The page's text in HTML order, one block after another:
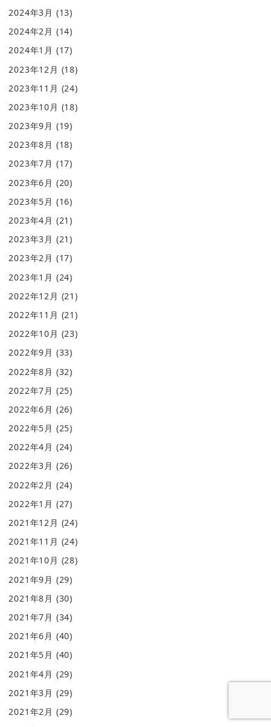
2024年3月 (13)
2024年2月 (14)
2024年1月 (17)
2023年12月 (18)
2023年11月 (24)
2023年10月 (18)
2023年9月 (19)
2023年8月 (18)
2023年7月 (17)
2023年6月 (20)
2023年5月 (16)
2023年4月 (21)
2023年3月 (21)
2023年2月 (17)
2023年1月 (24)
2022年12月 (21)
2022年11月 (21)
2022年10月 (23)
2022年9月 (33)
2022年8月 (32)
2022年7月 (25)
2022年6月 (26)
2022年5月 (25)
2022年4月 (24)
2022年3月 (26)
2022年2月 (24)
2022年1月 (27)
2021年12月 (24)
2021年11月 (24)
2021年10月 (28)
2021年9月 (29)
2021年8月 (30)
2021年7月 (34)
2021年6月 (40)
2021年5月 (40)
2021年4月 (29)
2021年3月 (29)
2021年2月 (29)